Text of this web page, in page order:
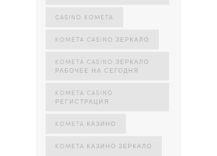
CASINO KOMETA
KOMETA CASINO ЗЕРКАЛО
KOMETA CASINO ЗЕРКАЛО
РАБОЧЕЕ НА СЕГОДНЯ
KOMETA CASINO
РЕГИСТРАЦИЯ
KOMETA КАЗИНО
KOMETA КАЗИНО ЗЕРКАЛО